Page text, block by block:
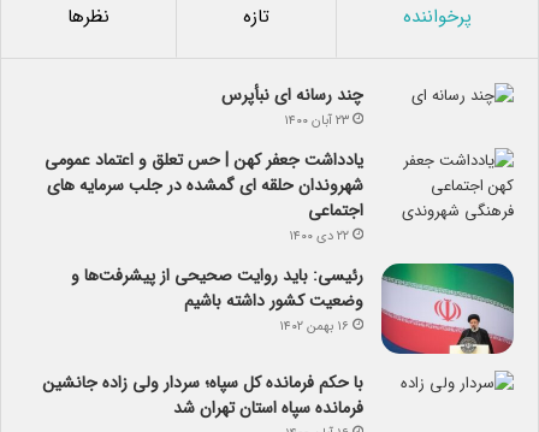
پرخواننده تازه نظرها
چند رسانه ای نبأپرس
۲۳ آبان ۱۴۰۰
یادداشت جعفر کهن | حس تعلق و اعتماد عمومی
شهروندان حلقه ای گمشده در جلب سرمایه های
اجتماعی
۲۲ دی ۱۴۰۰
رئیسی: باید روایت صحیحی از پیشرفت‌ها و
وضعیت کشور داشته باشیم
۱۶ بهمن ۱۴۰۲
با حکم فرمانده کل سپاه؛ سردار ولی زاده جانشین
فرمانده سپاه استان تهران شد